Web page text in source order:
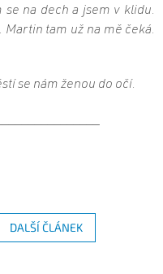
na dech a jsem v klidu.
tam už na mě čeká.
se nám ženou do očí.
DALŠÍ ČLÁNEK